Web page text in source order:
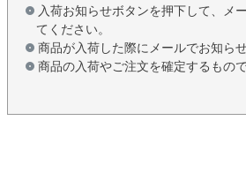
入荷お知らせボタンを押下して、メ
てください。
商品が入荷した際にメールでお知ら
商品の入荷やご注文を確定するもの